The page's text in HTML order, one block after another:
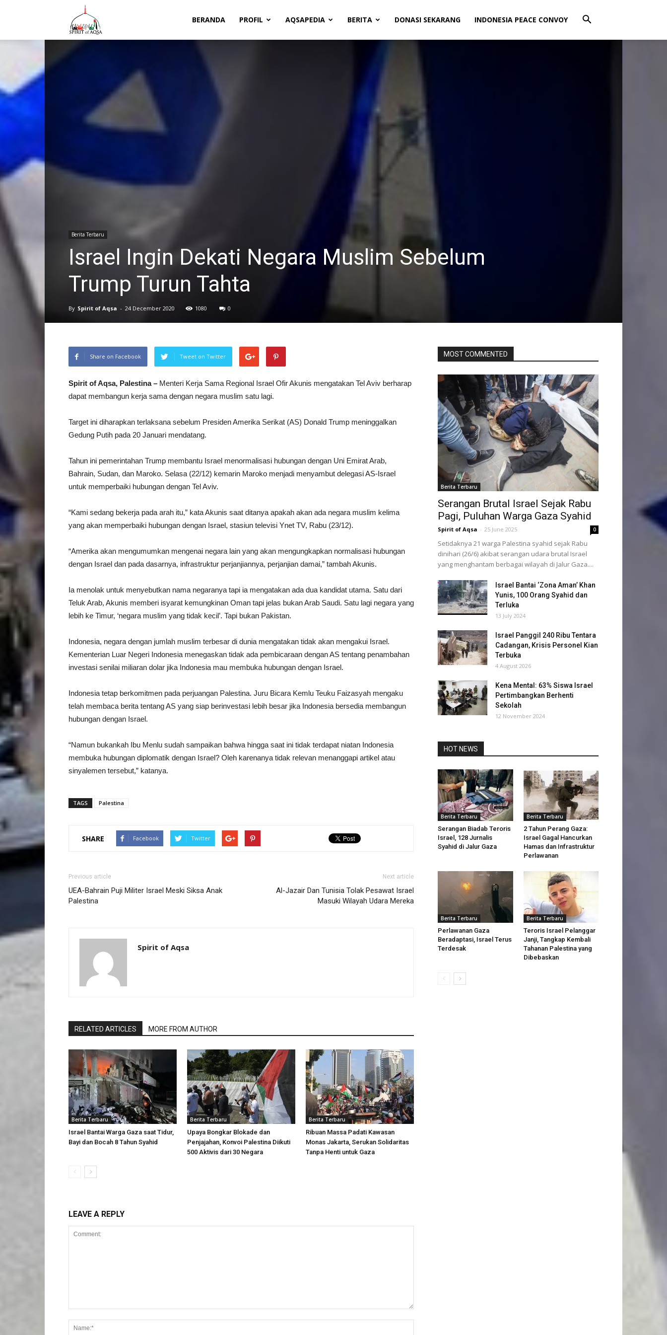
Aqsa
BERANDA PROFIL AQSAPEDIA BERITA DONASI SEKARANG INDONESIA PEACE CONVOY
Berita Terbaru
Israel Ingin Dekati Negara Muslim Sebelum
Trump Turun Tahta
By Spirit of Aqsa - 24 December 2020 1080 0
Share on Facebook Tweet on Twitter
Spirit of Aqsa, Palestina – Menteri Kerja Sama Regional Israel Ofir Akunis mengatakan Tel Aviv berharap
dapat membangun kerja sama dengan negara muslim satu lagi.
Target ini diharapkan terlaksana sebelum Presiden Amerika Serikat (AS) Donald Trump meninggalkan
Gedung Putih pada 20 Januari mendatang.
Tahun ini pemerintahan Trump membantu Israel menormalisasi hubungan dengan Uni Emirat Arab,
Bahrain, Sudan, dan Maroko. Selasa (22/12) kemarin Maroko menjadi menyambut delegasi AS-Israel
untuk memperbaiki hubungan dengan Tel Aviv.
“Kami sedang bekerja pada arah itu,” kata Akunis saat ditanya apakah akan ada negara muslim kelima
yang akan memperbaiki hubungan dengan Israel, stasiun televisi Ynet TV, Rabu (23/12).
“Amerika akan mengumumkan mengenai negara lain yang akan mengungkapkan normalisasi hubungan
dengan Israel dan pada dasarnya, infrastruktur perjanjiannya, perjanjian damai,” tambah Akunis.
Ia menolak untuk menyebutkan nama negaranya tapi ia mengatakan ada dua kandidat utama. Satu dari
Teluk Arab, Akunis memberi isyarat kemungkinan Oman tapi jelas bukan Arab Saudi. Satu lagi negara yang
lebih ke Timur, ‘negara muslim yang tidak kecil’. Tapi bukan Pakistan.
Indonesia, negara dengan jumlah muslim terbesar di dunia mengatakan tidak akan mengakui Israel.
Kementerian Luar Negeri Indonesia menegaskan tidak ada pembicaraan dengan AS tentang penambahan
investasi senilai miliaran dolar jika Indonesia mau membuka hubungan dengan Israel.
Indonesia tetap berkomitmen pada perjuangan Palestina. Juru Bicara Kemlu Teuku Faizasyah mengaku
telah membaca berita tentang AS yang siap berinvestasi lebih besar jika Indonesia bersedia membangun
hubungan dengan Israel.
“Namun bukankah Ibu Menlu sudah sampaikan bahwa hingga saat ini tidak terdapat niatan Indonesia
membuka hubungan diplomatik dengan Israel? Oleh karenanya tidak relevan menanggapi artikel atau
sinyalemen tersebut,” katanya.
TAGS Palestina
SHARE Facebook Twitter
Previous article
UEA-Bahrain Puji Militer Israel Meski Siksa Anak
Palestina
Next article
Al-Jazair Dan Tunisia Tolak Pesawat Israel
Masuki Wilayah Udara Mereka
Spirit of Aqsa
RELATED ARTICLES MORE FROM AUTHOR
Berita Terbaru
Israel Bantai Warga Gaza saat Tidur,
Bayi dan Bocah 8 Tahun Syahid
Berita Terbaru
Upaya Bongkar Blokade dan
Penjajahan, Konvoi Palestina Diikuti
500 Aktivis dari 30 Negara
Berita Terbaru
Ribuan Massa Padati Kawasan
Monas Jakarta, Serukan Solidaritas
Tanpa Henti untuk Gaza
LEAVE A REPLY
MOST COMMENTED
Berita Terbaru
Serangan Brutal Israel Sejak Rabu
Pagi, Puluhan Warga Gaza Syahid
Spirit of Aqsa - 25 June 2025 0
Setidaknya 21 warga Palestina syahid sejak Rabu
dinihari (26/6) akibat serangan udara brutal Israel
yang menghantam berbagai wilayah di Jalur Gaza....
Israel Bantai ‘Zona Aman’ Khan
Yunis, 100 Orang Syahid dan
Terluka
13 July 2024
Israel Panggil 240 Ribu Tentara
Cadangan, Krisis Personel Kian
Terbuka
4 August 2026
Kena Mental: 63% Siswa Israel
Pertimbangkan Berhenti
Sekolah
12 November 2024
HOT NEWS
Berita Terbaru
Serangan Biadab Teroris
Israel, 128 Jurnalis
Syahid di Jalur Gaza
Berita Terbaru
2 Tahun Perang Gaza:
Israel Gagal Hancurkan
Hamas dan Infrastruktur
Perlawanan
Berita Terbaru
Perlawanan Gaza
Beradaptasi, Israel Terus
Terdesak
Berita Terbaru
Teroris Israel Pelanggar
Janji, Tangkap Kembali
Tahanan Palestina yang
Dibebaskan